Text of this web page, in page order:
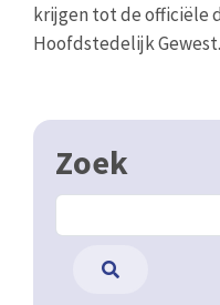
krijgen tot de officiële
Hoofdstedelijk Gewest.
Zoek